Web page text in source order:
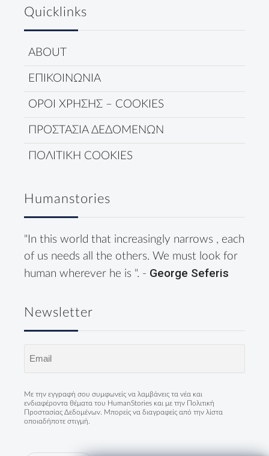
Quicklinks
ABOUT
ΕΠΙΚΟΙΝΩΝΙΑ
ΟΡΟΙ ΧΡΗΣΗΣ – COOKIES
ΠΡΟΣΤΑΣΙΑ ΔΕΔΟΜΕΝΩΝ
ΠΟΛΙΤΙΚΗ COOKIES
Humanstories
"In this world that increasingly narrows , each
of us needs all the others. We must look for
human wherever he is ". - George Seferis
Newsletter
Με την εγγραφή σου συμφωνείς να λαμβάνεις τα νέα και
ενδιαφέροντα θέματα του HumanStories και με την
Πολιτική
Προστασίας Δεδομένων. Μπορείς να διαγραφείς από την λίστα
οποιαδήποτε στιγμή.